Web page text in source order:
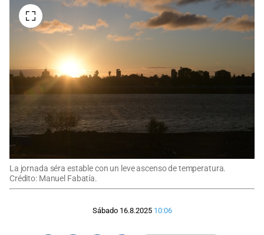
La jornada séra estable con un leve ascenso de temperatura.
Crédito: Manuel Fabatía.
Sábado 16.8.2025 10:06